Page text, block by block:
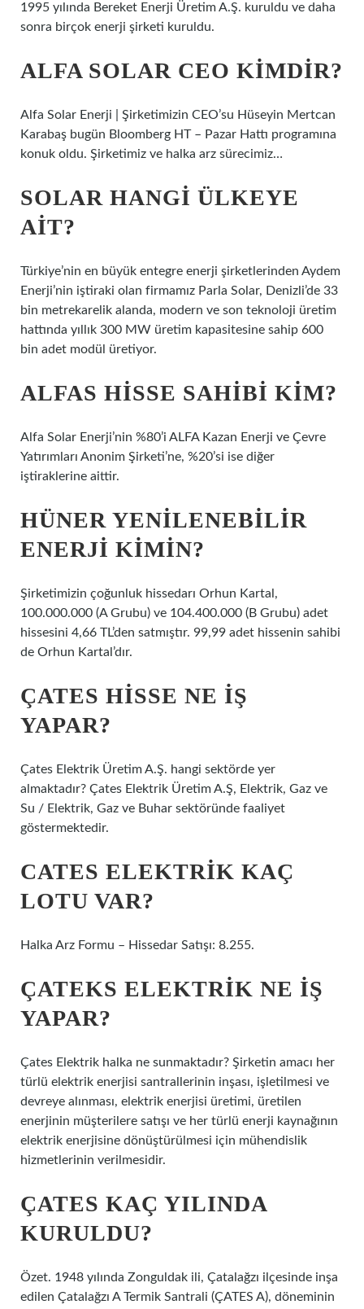
1995 yılında Bereket Enerji Üretim A.Ş. kuruldu ve daha
sonra birçok enerji şirketi kuruldu.
ALFA SOLAR CEO KIMDIR?
Alfa Solar Enerji | Şirketimizin CEO’su Hüseyin Mertcan
Karabaş bugün Bloomberg HT – Pazar Hattı programına
konuk oldu. Şirketimiz ve halka arz sürecimiz…
SOLAR HANGI ÜLKEYE
AIT?
Türkiye’nin en büyük entegre enerji şirketlerinden Aydem
Enerji’nin iştiraki olan firmamız Parla Solar, Denizli’de 33
bin metrekarelik alanda, modern ve son teknoloji üretim
hattında yıllık 300 MW üretim kapasitesine sahip 600
bin adet modül üretiyor.
ALFAS HISSE SAHIBI KIM?
Alfa Solar Enerji’nin %80’i ALFA Kazan Enerji ve Çevre
Yatırımları Anonim Şirketi’ne, %20’si ise diğer
iştiraklerine aittir.
HÜNER YENILENEBILIR
ENERJI KIMIN?
Şirketimizin çoğunluk hissedarı Orhun Kartal,
100.000.000 (A Grubu) ve 104.400.000 (B Grubu) adet
hissesini 4,66 TL’den satmıştır. 99,99 adet hissenin sahibi
de Orhun Kartal’dır.
ÇATES HISSE NE IŞ
YAPAR?
Çates Elektrik Üretim A.Ş. hangi sektörde yer
almaktadır? Çates Elektrik Üretim A.Ş, Elektrik, Gaz ve
Su / Elektrik, Gaz ve Buhar sektöründe faaliyet
göstermektedir.
CATES ELEKTRIK KAÇ
LOTU VAR?
Halka Arz Formu – Hissedar Satışı: 8.255.
ÇATEKS ELEKTRIK NE IŞ
YAPAR?
Çates Elektrik halka ne sunmaktadır? Şirketin amacı her
türlü elektrik enerjisi santrallerinin inşası, işletilmesi ve
devreye alınması, elektrik enerjisi üretimi, üretilen
enerjinin müşterilere satışı ve her türlü enerji kaynağının
elektrik enerjisine dönüştürülmesi için mühendislik
hizmetlerinin verilmesidir.
ÇATES KAÇ YILINDA
KURULDU?
Özet. 1948 yılında Zonguldak ili, Çatalağzı ilçesinde inşa
edilen Çatalağzı A Termik Santrali (ÇATES A), döneminin